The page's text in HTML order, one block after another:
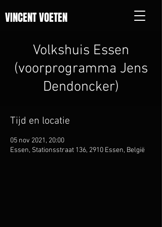
VINCENT VOETEN
Volkshuis Essen
(voorprogramma Jens
Dendoncker)
Tijd en locatie
05 nov 2021, 20:00
Essen, Stationsstraat 136, 2910 Essen, België